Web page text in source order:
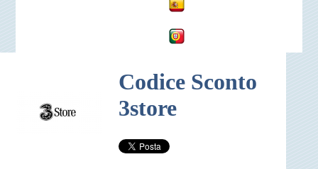
Codice Sconto
3store